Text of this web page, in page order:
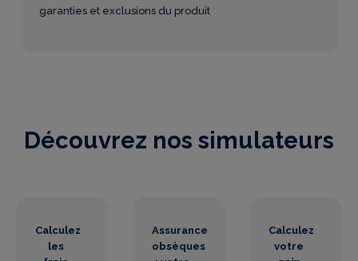
garanties et exclusions du produit
Découvrez nos simulateurs
Calculez
les
Assurance
obsèques
Calculez
votre